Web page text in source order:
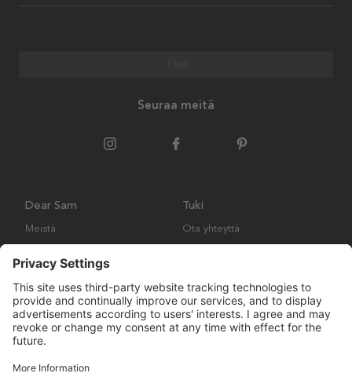
Seuraa meitä
Dear Sam
Meistä
Tuki
Ota yhteyttä
Palautukset ja vaatimukset